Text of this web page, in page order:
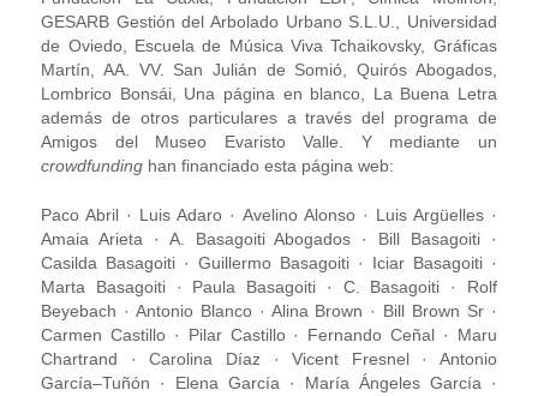
GESARB Gestión del Arbolado Urbano S.L.U., Universidad
de Oviedo, Escuela de Música Viva Tchaikovsky, Gráficas
Martín, AA. VV. San Julián de Somió, Quirós Abogados,
Lombrico Bonsái, Una página en blanco, La Buena Letra
además de otros particulares a través del programa de
Amigos del Museo Evaristo Valle. Y mediante un
crowdfunding han financiado esta página web:
Paco Abril · Luis Adaro · Avelino Alonso · Luis Argüelles ·
Amaia Arieta · A. Basagoiti Abogados · Bill Basagoiti ·
Casilda Basagoiti · Guillermo Basagoiti · Iciar Basagoiti ·
Marta Basagoiti · Paula Basagoiti · C. Basagoiti · Rolf
Beyebach · Antonio Blanco · Alina Brown · Bill Brown Sr ·
Carmen Castillo · Pilar Castillo · Fernando Ceñal · Maru
Chartrand · Carolina Díaz · Vicent Fresnel · Antonio
García–Tuñón · Elena García · María Ángeles García ·